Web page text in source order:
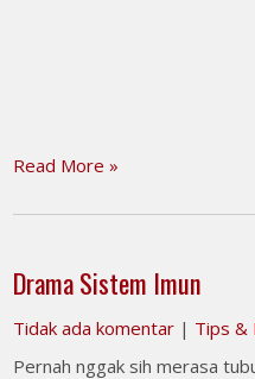
Read More »
Drama Sistem Imun
Tidak ada komentar | Tips &
Pernah nggak sih merasa